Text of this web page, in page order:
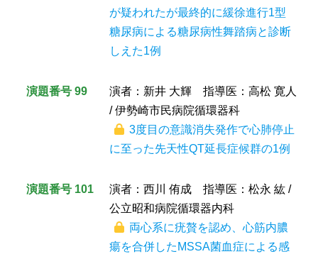
が疑われたが最終的に緩徐進行1型
糖尿病による糖尿病性舞踏病と診断
しえた1例
演題番号 99
演者：新井 大輝 指導医：高松 寛人
/ 伊勢崎市民病院循環器科
3度目の意識消失発作で心肺停止
に至った先天性QT延長症候群の1例
演題番号 101
演者：西川 侑成 指導医：松永 紘 /
公立昭和病院循環器内科
両心系に疣贅を認め、心筋内膿
瘍を合併したMSSA菌血症による感